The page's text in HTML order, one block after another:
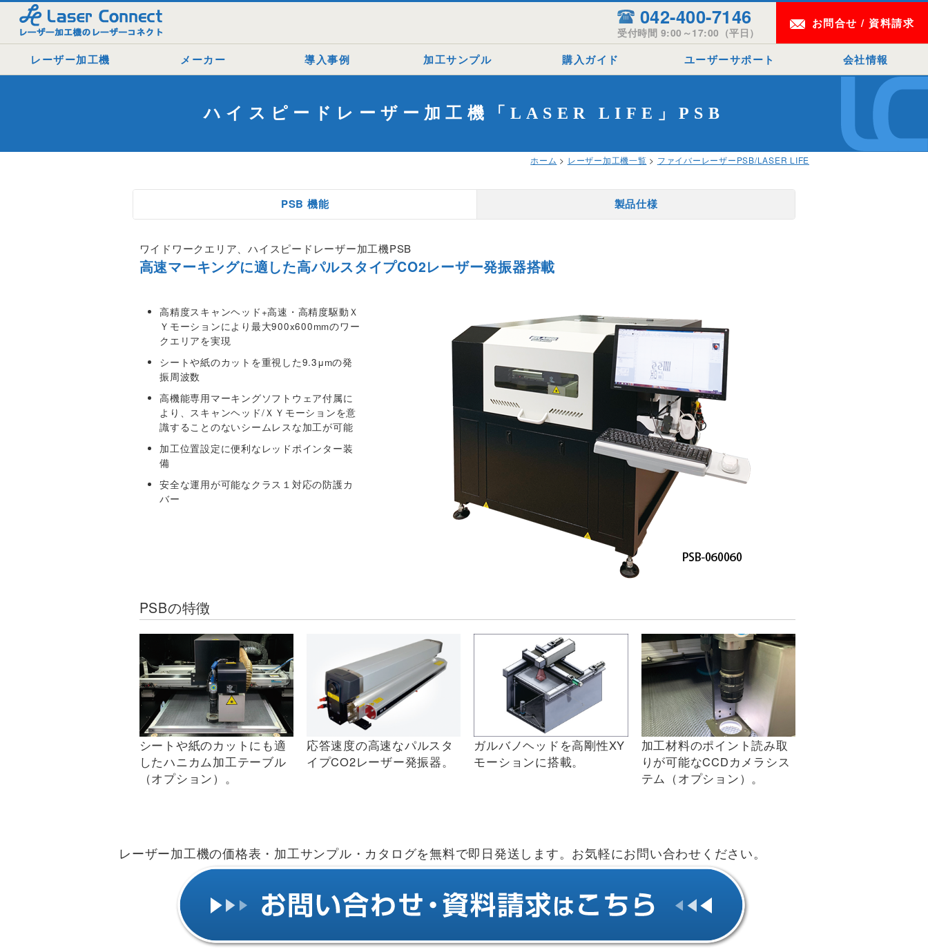
042-400-7146
受付時間 9:00～17:00（平日）
お問合せ / 資料請求
レーザー加工機 メーカー
エピログレーザー製品一覧
▼ HGTECH社
HG-FARLEY(切断用)
▼ EZ-MARKER製品一覧
▼ bodor社
bodorレーザー製品一覧
▼ xTool製品一覧
導入事例
レーザー加工ビジネス
加工サンプル
アクリル
金属（ファイバー）
購入ガイド ユーザーサポート
トラブルシューティング
会社情報
事業内容
ハイスピードレーザー加工機「LASER LIFE」PSB
ホーム > レーザー加工機一覧 > ファイバーレーザーPSB/LASER LIFE
PSB 機能 製品仕様
ワイドワークエリア、ハイスピードレーザー加工機PSB
高速マーキングに適した高パルスタイプCO2レーザー発振器搭載
高精度スキャンヘッド+高速・高精度駆動Ｘ
Ｙモーションにより最大900x600mmのワー
クエリアを実現
シートや紙のカットを重視した9.3μmの発
振周波数
高機能専用マーキングソフトウェア付属に
より、スキャンヘッド/ＸＹモーションを意
識することのないシームレスな加工が可能
加工位置設定に便利なレッドポインター装
備
安全な運用が可能なクラス１対応の防護カ
バー
PSBの特徴
シートや紙のカットにも適
したハニカム加工テーブル
（オプション）。
応答速度の高速なパルスタ
イプCO2レーザー発振器。
ガルバノヘッドを高剛性XY
モーションに搭載。
加工材料のポイント読み取
りが可能なCCDカメラシス
テム（オプション）。
レーザー加工機の価格表・加工サンプル・カタログを無料で即日発送します。お気軽にお問い合わせください。